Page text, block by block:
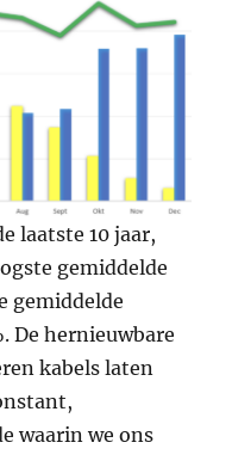
laatste 10 jaar,
gemiddelde
gemiddelde
De hernieuwbare
kabels laten
waarin we ons